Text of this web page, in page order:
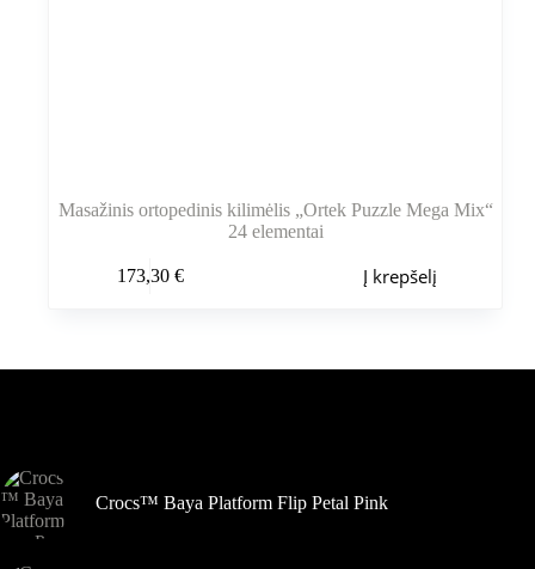
Masažinis ortopedinis kilimėlis „Ortek Puzzle Mega Mix“
24 elementai
173,30 € Į krepšelį
Crocs™ Baya Platform Flip Petal Pink